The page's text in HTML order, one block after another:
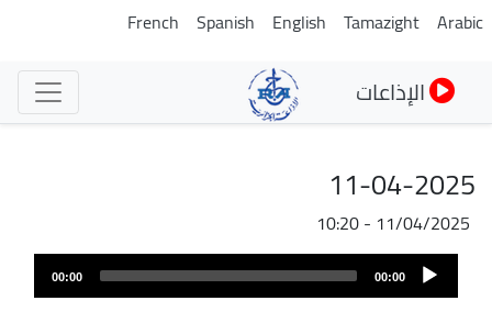
تجاوز
Arabic
Tamazight
English
Spanish
French
الإذاعات
11-04-2025
11/04/2025 - 10:20
Audio
Player
00:00
00:00